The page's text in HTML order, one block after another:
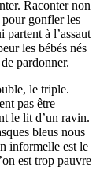
Raconter non
pour gonfler les
partent à l’assaut
les bébés nés
pardonner.
le triple.
pas être
le lit d’un ravin.
bleus nous
informelle est le
est trop pauvre